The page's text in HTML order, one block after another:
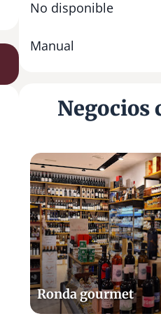
No disponible
Manual
Negocios
Ronda gourmet
R
o
n
d
a
g
o
u
r